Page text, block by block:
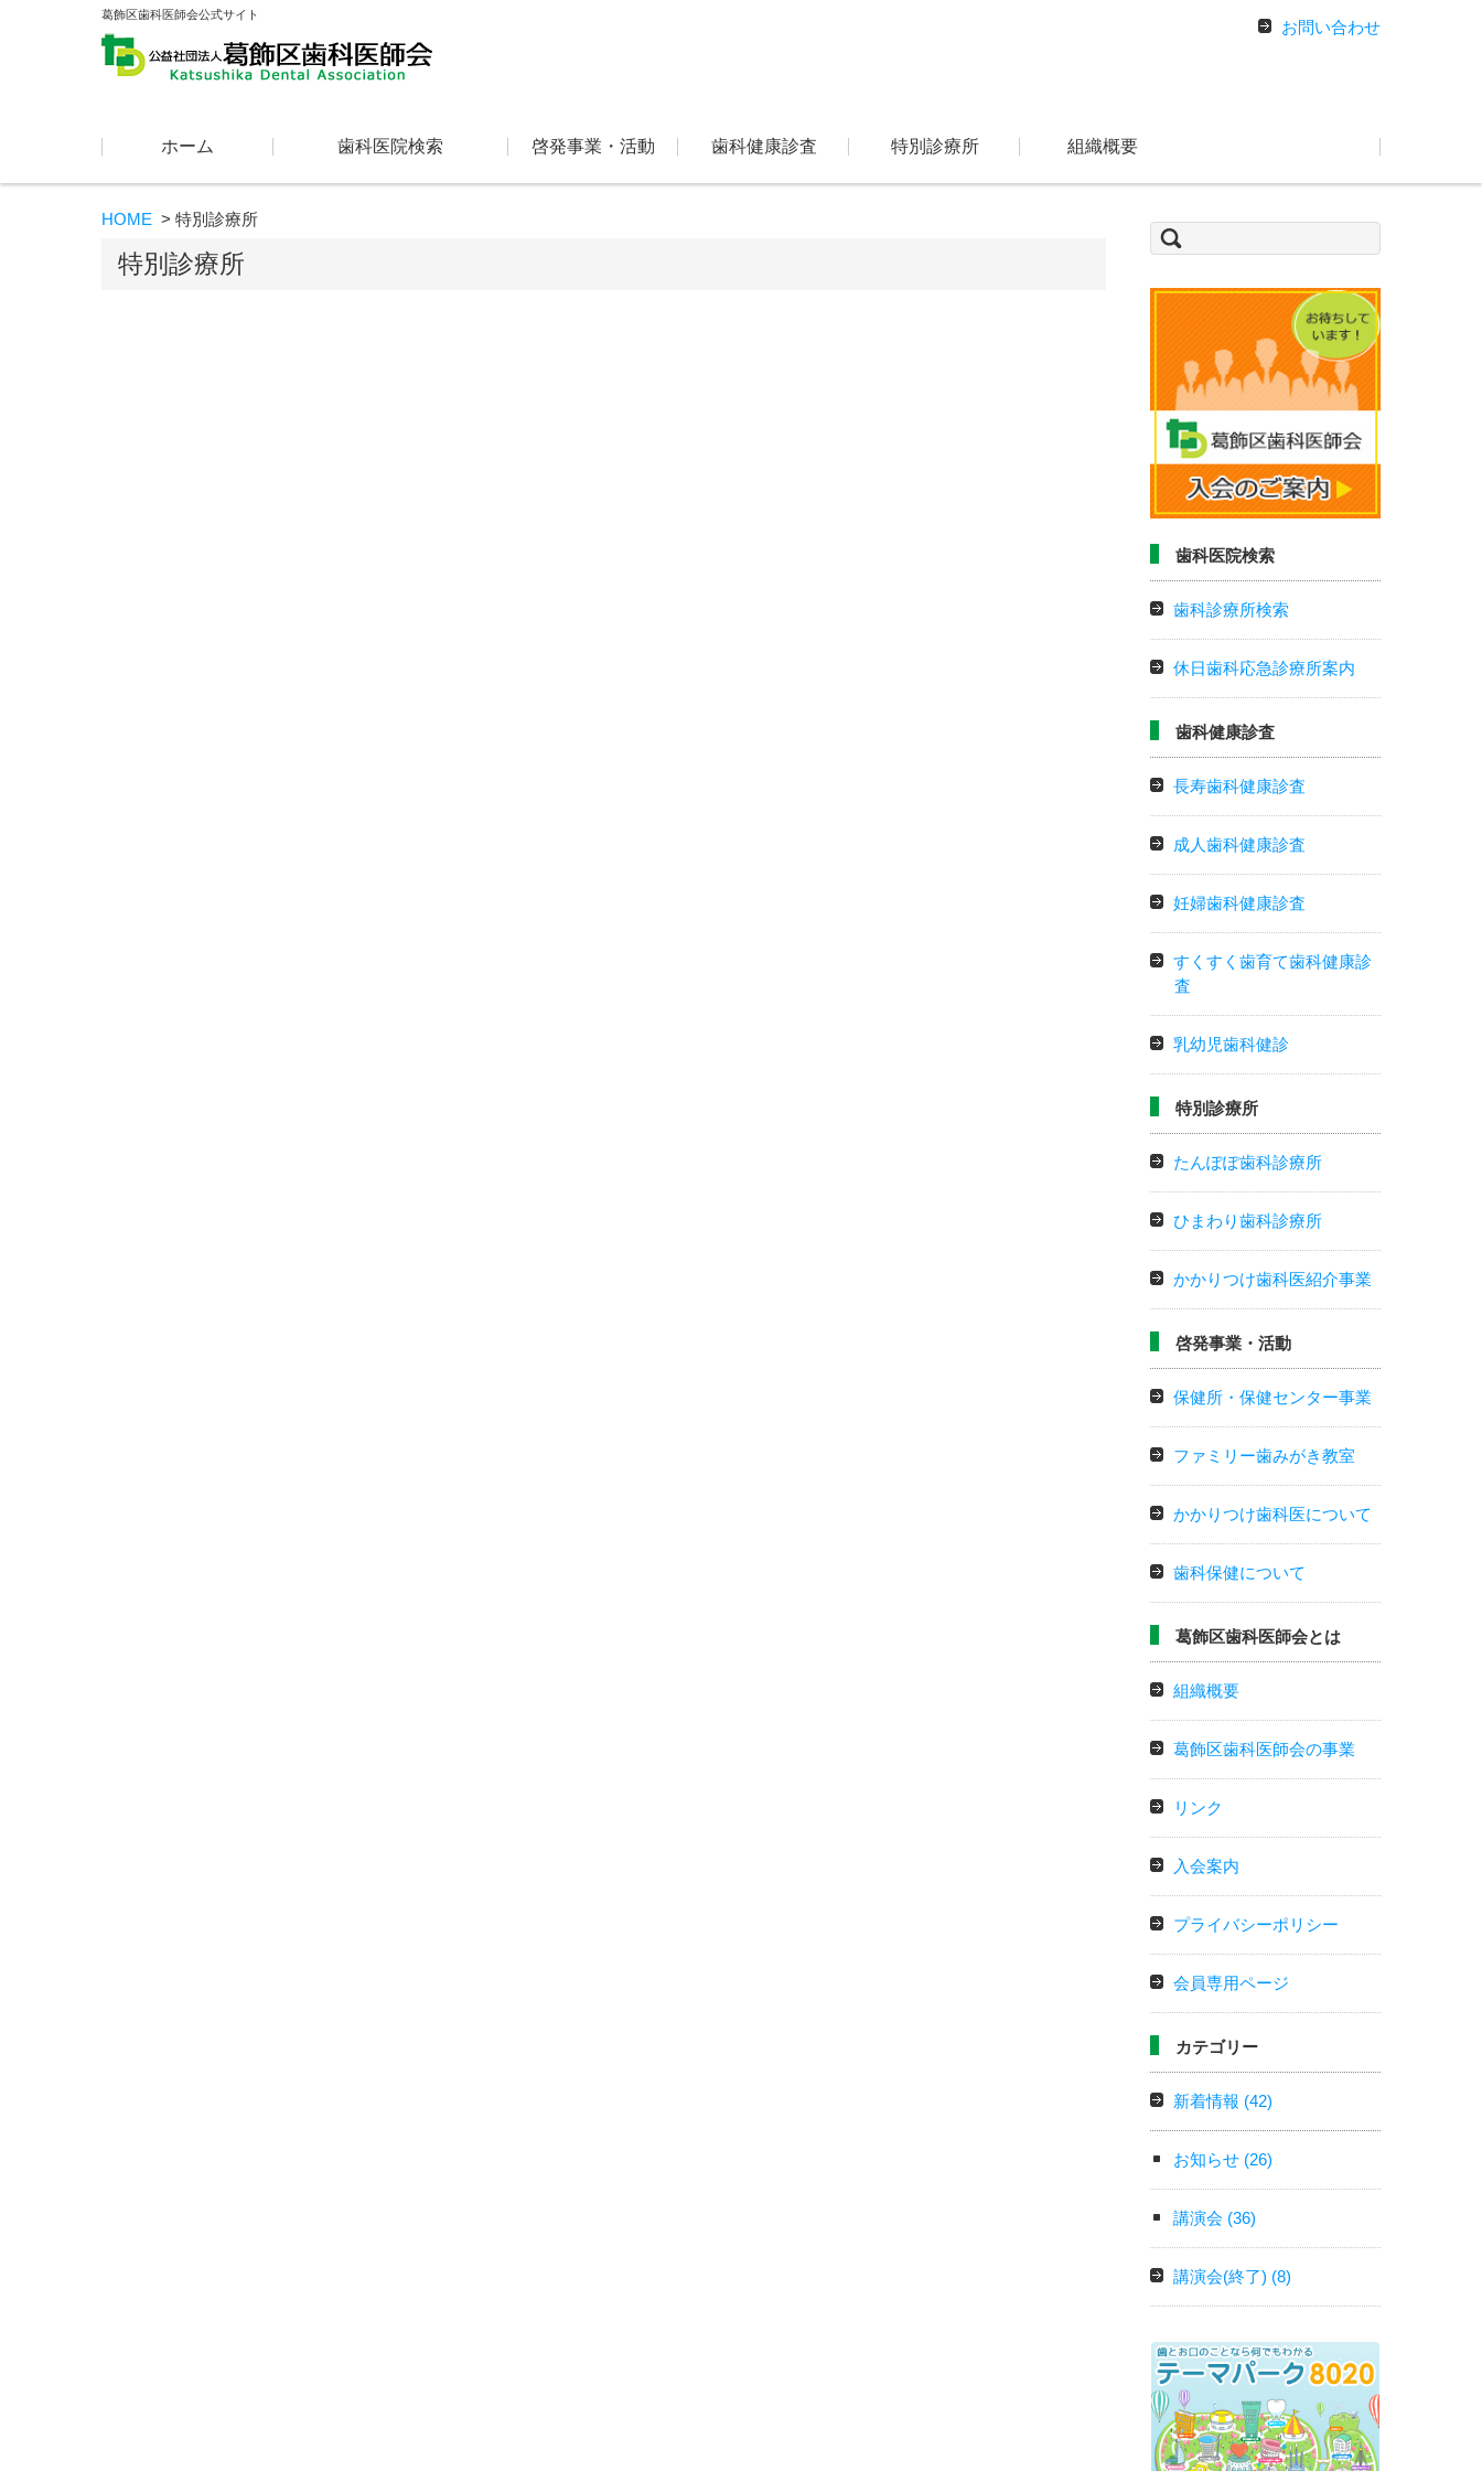
葛飾区歯科医師会公式サイト
お問い合わせ
ホーム
歯科医院検索 啓発事業・活動 歯科健康診査 特別診療所 組織概要
HOME 特別診療所
特別診療所
索:
歯科医院検索
歯科診療所検索
休日歯科応急診療所案内
歯科健康診査
長寿歯科健康診査
成人歯科健康診査
妊婦歯科健康診査
すくすく歯育て歯科健康診
査
乳幼児歯科健診
特別診療所
たんぽぽ歯科診療所
ひまわり歯科診療所
かかりつけ歯科医紹介事業
啓発事業・活動
保健所・保健センター事業
ファミリー歯みがき教室
かかりつけ歯科医について
歯科保健について
葛飾区歯科医師会とは
組織概要
葛飾区歯科医師会の事業
リンク
入会案内
プライバシーポリシー
会員専用ページ
カテゴリー
新着情報 (42)
お知らせ (26)
講演会 (36)
講演会(終了) (8)